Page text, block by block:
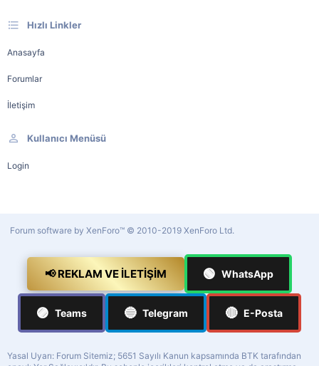
Hızlı Linkler
Anasayfa
Forumlar
İletişim
Kullanıcı Menüsü
Login
Forum software by XenForo™ © 2010-2019 XenForo Ltd.
📢 REKLAM VE İLETIŞIM 🟢 WhatsApp
🟣 Teams 🔵 Telegram 🔴 E-Posta
Yasal Uyarı: Forum Sitemiz; 5651 Sayılı Kanun kapsamında BTK tarafından